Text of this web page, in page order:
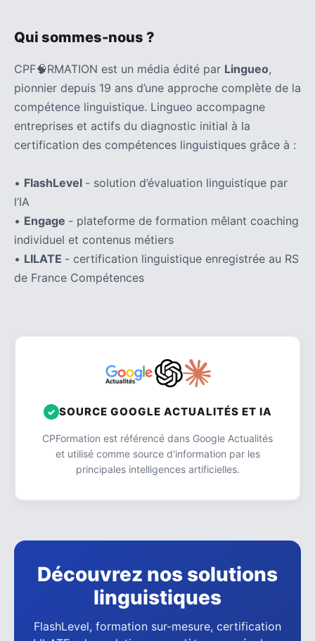
Qui sommes-nous ?
CPF🧠RMATION est un média édité par Lingueo,
pionnier depuis 19 ans d’une approche complète de la
compétence linguistique. Lingueo accompagne
entreprises et actifs du diagnostic initial à la
certification des compétences linguistiques grâce à :
• FlashLevel - solution d’évaluation linguistique par
l’IA
• Engage - plateforme de formation mêlant coaching
individuel et contenus métiers
• LILATE - certification linguistique enregistrée au RS
de France Compétences
SOURCE GOOGLE ACTUALITÉS ET IA
CPFormation est référencé dans Google Actualités
et utilisé comme source d'information par les
principales intelligences artificielles.
Découvrez nos solutions
linguistiques
FlashLevel, formation sur-mesure, certification